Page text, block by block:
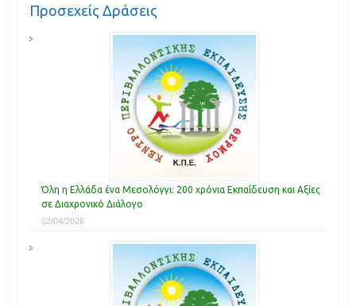
Προσεχείς Δράσεις
Όλη η Ελλάδα ένα Μεσολόγγι: 200 χρόνια Εκπαίδευση και Αξίες
σε Διαχρονικό Διάλογο
02/04/2026